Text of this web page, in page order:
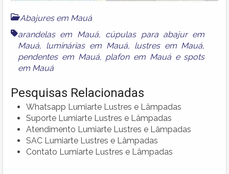
Abajures em Mauá
arandelas em Mauá, cúpulas para abajur em
Mauá, luminárias em Mauá, lustres em Mauá,
pendentes em Mauá, plafon em Mauáe spots
em Mauá
Pesquisas Relacionadas
Whatsapp Lumiarte Lustres e Lâmpadas
Suporte Lumiarte Lustres e Lâmpadas
Atendimento Lumiarte Lustres e Lâmpadas
SAC Lumiarte Lustres e Lâmpadas
Contato Lumiarte Lustres e Lâmpadas